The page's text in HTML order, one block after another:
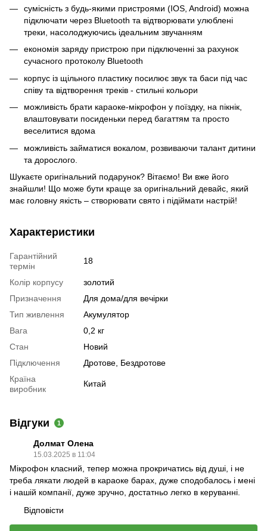
сумісність з будь-якими пристроями (IOS, Android) можна
підключати через Bluetooth та відтворювати улюблені
треки, насолоджуючись ідеальним звучанням
економія заряду пристрою при підключенні за рахунок
сучасного протоколу Bluetooth
корпус із щільного пластику посилює звук та баси під час
співу та відтворення треків - стильні кольори
можливість брати караоке-мікрофон у поїздку, на пікнік,
влаштовувати посиденьки перед багаттям та просто
веселитися вдома
можливість займатися вокалом, розвиваючи талант дитини
та дорослого.
Шукаєте оригінальний подарунок? Вітаємо! Ви вже його
знайшли! Що може бути краще за оригінальний девайс, який
має головну якість – створювати свято і підіймати настрій!
Характеристики
Гарантійний
термін
18
Колір корпусу
золотий
Призначення
Для дома/для вечірки
Тип живлення
Акумулятор
Вага
0,2 кг
Стан
Новий
Підключення
Дротове, Бездротове
Країна
виробник
Китай
Відгуки 1
Долмат Олена
15.03.2025 в 11:04
Мікрофон класний, тепер можна прокричатись від душі, і не
треба лякати людей в караоке барах, дуже сподобалось і мені
і нашій компанії, дуже зручно, достатньо легко в керуванні.
Відповісти